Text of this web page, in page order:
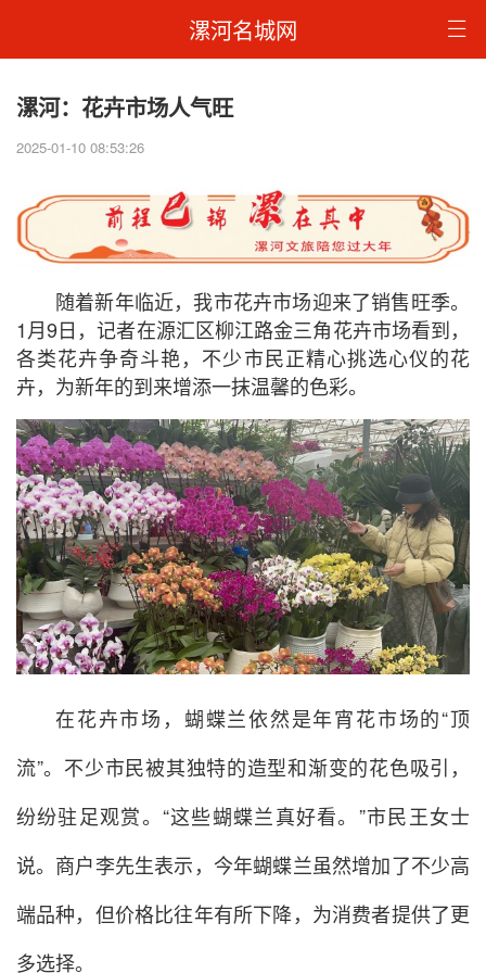
漯河名城网
漯河：花卉市场人气旺
2025-01-10 08:53:26
随着新年临近，我市花卉市场迎来了销售旺季。
1月9日，记者在源汇区柳江路金三角花卉市场看到，
各类花卉争奇斗艳，不少市民正精心挑选心仪的花
卉，为新年的到来增添一抹温馨的色彩。
在花卉市场，蝴蝶兰依然是年宵花市场的“顶
流”。不少市民被其独特的造型和渐变的花色吸引，
纷纷驻足观赏。“这些蝴蝶兰真好看。”市民王女士
说。商户李先生表示，今年蝴蝶兰虽然增加了不少高
端品种，但价格比往年有所下降，为消费者提供了更
多选择。